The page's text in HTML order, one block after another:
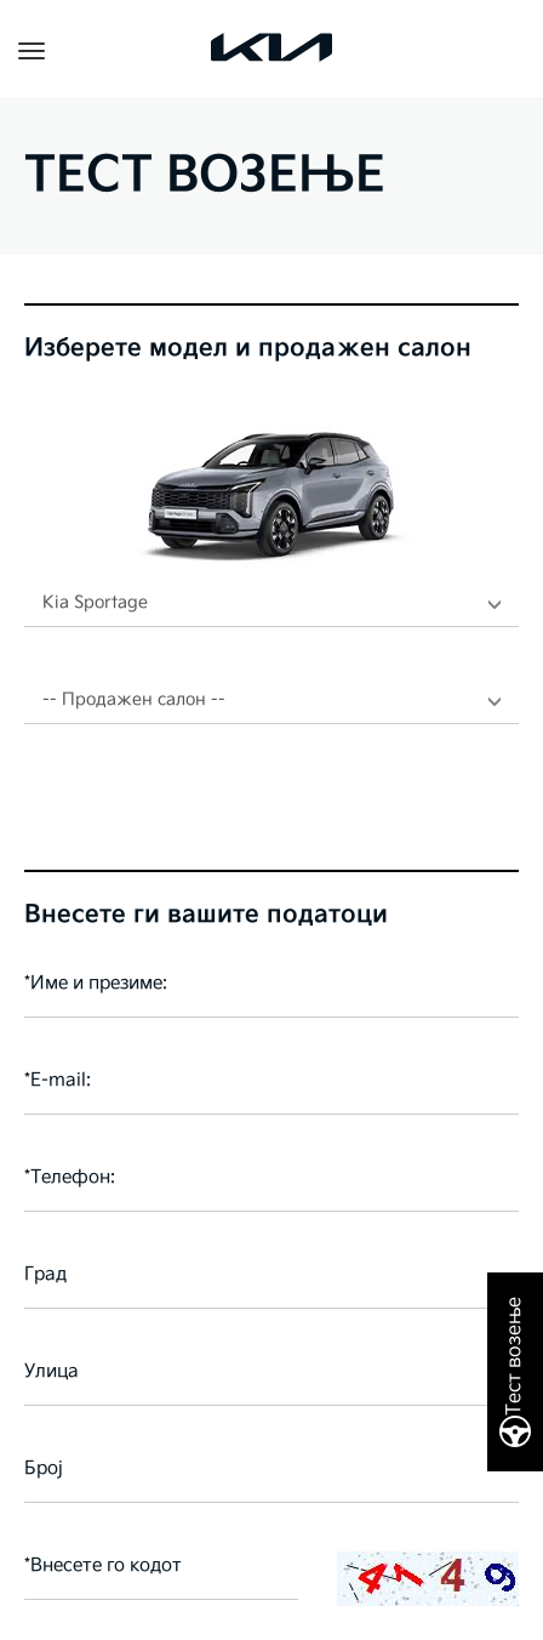
Toggle
ТЕСТ ВОЗЕЊЕ
Изберете модел и продажен салон
Изберете
Продажен
Внесете ги вашите податоци
*Име и презиме:
*Е-mail:
*Телефон:
Град
Улица
Број
*Внесете го кодот
Тест возење